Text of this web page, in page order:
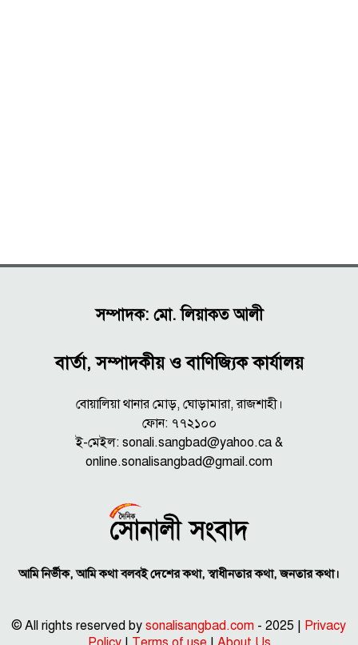
সম্পাদক: মো. লিয়াকত আলী
বার্তা, সম্পাদকীয় ও বাণিজ্যিক কার্যালয়
বোয়ালিয়া থানার মোড়, ঘোড়ামারা, রাজশাহী।
ফোন: ৭৭২১০০
ই-মেইল: sonali.sangbad@yahoo.ca &
online.sonalisangbad@gmail.com
আমি নির্ভীক, আমি কথা বলবই দেশের কথা, স্বাধীনতার কথা, জনতার কথা।
© All rights reserved by sonalisangbad.com - 2025 | Privacy